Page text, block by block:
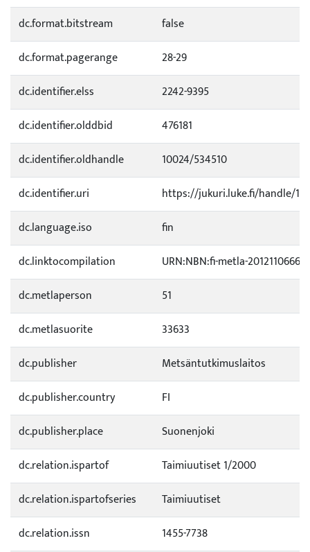
dc.format.bitstream
false
dc.format.pagerange
28-29
dc.identifier.elss
2242-9395
dc.identifier.olddbid
476181
dc.identifier.oldhandle
10024/534510
dc.identifier.uri
https://jukuri.luke.fi/handle/
dc.language.iso
fin
dc.linktocompilation
URN:NBN:fi-metla-
dc.metlaperson
51
dc.metlasuorite
33633
dc.publisher
Metsäntutkimuslaitos
dc.publisher.country
FI
dc.publisher.place
Suonenjoki
dc.relation.ispartof
Taimiuutiset 1/2000
dc.relation.ispartofseries
Taimiuutiset
dc.relation.issn
1455-7738